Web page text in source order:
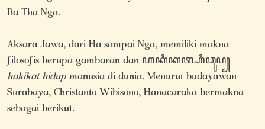
Ba Tha Nga.
Aksara Jawa, dari Ha sampai Nga, memiliki makna
filosofis berupa gambaran dan ꦲꦏꦶꦏꦠ꧀ꦲꦶꦣꦸꦥ꧀
hakikat hidupmanusia di dunia. Menurut budayawan
Surabaya, Christanto Wibisono, Hanacaraka bermakna
sebagai berikut.